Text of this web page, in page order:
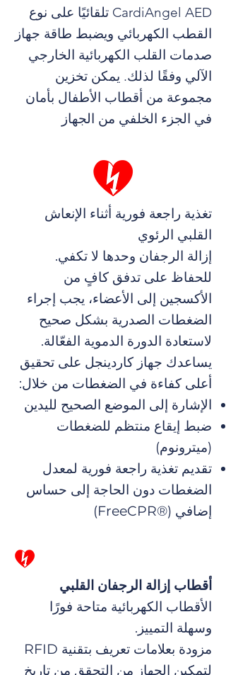
CardiAngel AED تلقائيًا على نوع
القطب الكهربائي ويضبط طاقة جهاز
صدمات القلب الكهربائية الخارجي
الآلي وفقًا لذلك. يمكن تخزين
مجموعة من أقطاب الأطفال بأمان
في الجزء الخلفي من الجهاز
تغذية راجعة فورية أثناء الإنعاش
القلبي الرئوي
إزالة الرجفان وحدها لا تكفي.
للحفاظ على تدفق كافٍ من
الأكسجين إلى الأعضاء، يجب إجراء
الضغطات الصدرية بشكل صحيح
لاستعادة الدورة الدموية الفعّالة.
يساعدك جهاز كاردينجل على تحقيق
أعلى كفاءة في الضغطات من خلال:
الإشارة إلى الموضع الصحيح لليدين
ضبط إيقاع منتظم للضغطات
(ميترونوم)
تقديم تغذية راجعة فورية لمعدل
الضغطات دون الحاجة إلى حساس
إضافي (®FreeCPR)
أقطاب إزالة الرجفان القلبي
الأقطاب الكهربائية متاحة فورًا
وسهلة التمييز.
مزودة بعلامات تعريف بتقنية RFID
لتمكين الجهاز من التحقق من تاريخ